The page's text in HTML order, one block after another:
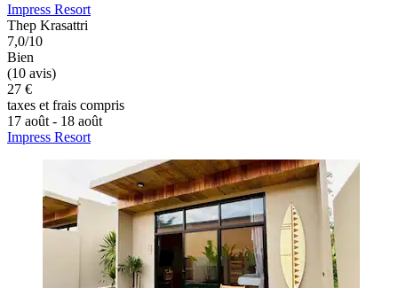
Impress Resort
Thep Krasattri
7,0/10
Bien
(10 avis)
27 €
taxes et frais compris
17 août - 18 août
Impress Resort